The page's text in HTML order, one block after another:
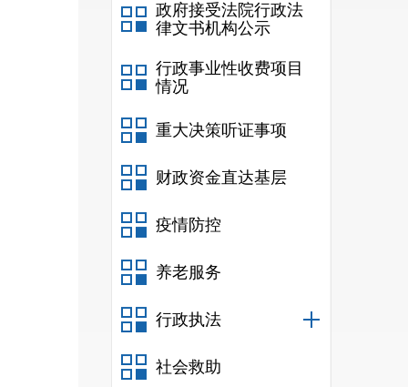
政府接受法院行政法
律文书机构公示
行政事业性收费项目
情况
重大决策听证事项
财政资金直达基层
疫情防控
养老服务
行政执法
社会救助